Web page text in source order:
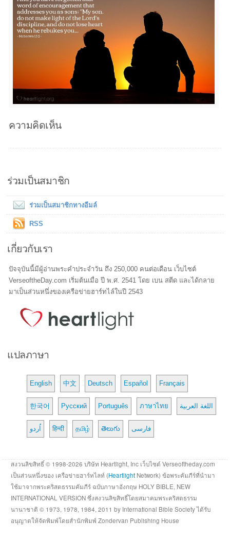
ความคิดเห็น
ร่วมเป็นสมาชิก
ร่วมเป็นสมาชิกทางอีมล์
RSS
เกี่ยวกับเรา
ปัจจุบันนี้มีผู้อ่านพระคำประจำวัน ถึง 250,000 คนต่อเดือน เว็บไซต์
VerseoftheDay.com เริ่มต้นเมื่อ ปี พ.ศ. 2541 โดย เบน สตีด และได้กลาย
มาเป็นส่วนหนึ่งของเครือข่ายฮาร์ทไล์ในปี 2543
แปลภาษา
English 中文 Deutsch Español Français
한국어 Русский Português ภาษาไทย اللغة العربية
اُردو हिन्दी தமிழ் తెలుగు فارسی
สงวนลิขสิทธิ์ © 1998-2026 บริษัท Heartlight, Inc เว็บไซต์ Verseoftheday.com
เป็นส่วนหนึ่งของ เครือข่ายฮาร์ทไลท์ (Heartlight Network) ข้อพระคัมภีร์ที่นำมา
ใช้มาจากพระคริสตธรรมคัมภีร์ ฉบับภาษาอังกฤษ HOLY BIBLE, NEW
INTERNATIONAL VERSION ซึ่งสงวนลิขสิทธิ์โดยสมาคมพระคริสตธรรม
นานาชาติ © 1973, 1978, 1984, 2011 by International Bible Society ได้รับ
อนุญาตให้จัดพิมพ์โดยสำนักพิมพ์ Zondervan Publishing House